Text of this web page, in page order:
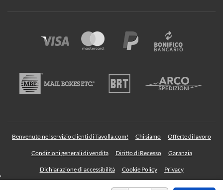
Benvenuto nel servizio clienti di Tavolla.com! Chi siamo Offerte di lavoro
Condizioni generali di vendita Diritto di Recesso Garanzia
Dichiarazione di accessibilità Cookie Policy Privacy